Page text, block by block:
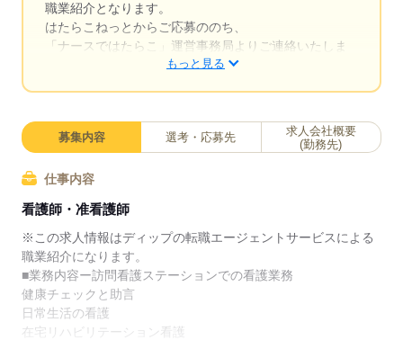
職業紹介となります。
はたらこねっとからご応募ののち、
「ナースではたらこ」運営事務局よりご連絡いたしま
求職中の看護師さんの転職を専任の
キャリアアドバイザーが入職まで無料でサポートいた
日本最大級の求人情報の中からぴったりな求人をご紹
介。
履歴書作成のアドバイスや面接日の調整だけでなく、
お給料、お休み、入職時期の交渉もサポートします。
【もちろん無料】
費用は一切かかりません。
もっと見る
募集内容 選考・応募先
求人会社概要
(勤務先)
仕事内容
看護師・准看護師
※この求人情報はディップの転職エージェントサービスによる
職業紹介になります。
■業務内容ー訪問看護ステーションでの看護業務
健康チェックと助言
日常生活の看護
在宅リハビリテーション看護